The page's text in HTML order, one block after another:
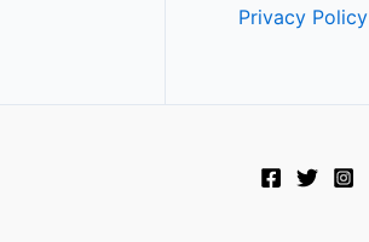
Privacy Policy